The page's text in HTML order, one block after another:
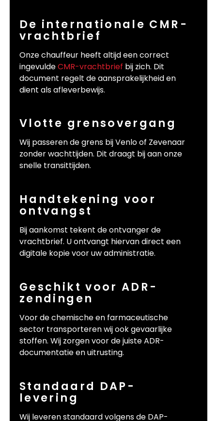
De internationale CMR-
vrachtbrief
Onze chauffeur heeft altijd een correct
ingevuldeCMR-vrachtbrief bij zich. Dit
document regelt de aansprakelijkheid en
dient als afleverbewijs.
Vlotte grensovergang
Wij passeren de grens bij Venlo of Zevenaar
zonder wachttijden. Dit draagt bij aan onze
snelle transittijden.
Handtekening voor
ontvangst
Bij aankomst tekent de ontvanger de
vrachtbrief. U ontvangt hiervan direct een
digitale kopie voor uw administratie.
Geschikt voor ADR-
zendingen
Voor de chemische en farmaceutische
sector transporteren wij ook gevaarlijke
stoffen. Wij zorgen voor de juiste ADR-
documentatie en uitrusting.
Standaard DAP-
levering
Wij leveren standaard volgens de DAP-